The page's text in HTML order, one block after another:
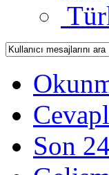
Son